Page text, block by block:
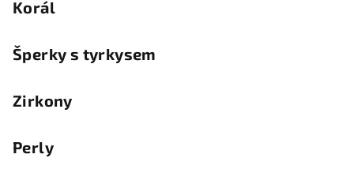
Korál
Šperky s tyrkysem
Zirkony
Perly